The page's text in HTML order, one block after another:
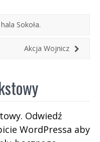
Sokoła.
Akcja Wojnicz
Odwiedź
WordPressa aby